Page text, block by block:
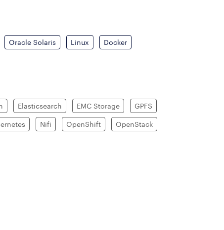
Oracle Solaris Linux Docker
Elasticsearch EMC Storage GPFS
Nifi OpenShift OpenStack